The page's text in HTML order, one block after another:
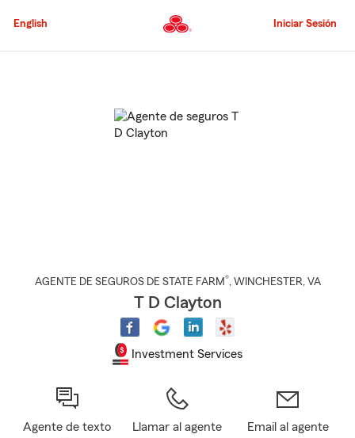
al
principal
English Iniciar Sesión
AGENTE DE SEGUROS DE STATE FARM®, WINCHESTER, VA
T D Clayton
Investment Services
Agente de texto Llamar al agente Email al agente